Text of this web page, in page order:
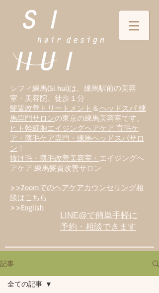
シフィ練馬(Si hui)は、 練馬駅前の美容
室・美容院、徒歩１分
髪質改善トリートメント ＆ヘッドスパ 練
馬専門サロンの東京の練馬美容室です。
ヒト幹細胞エイジングヘアケア 育毛ケ
ア・薄毛ケア専門・練馬ヘッドスパサロ
ン ！
抜け毛・薄毛改善美容室・ エイジングヘ
アケア 練馬髪質改善サロン
>>Zoomでのヘアケアカウンセリング相
談はこちら
>>English
LINE@で簡単手軽に
予約・相談できます
記事
全ての記事